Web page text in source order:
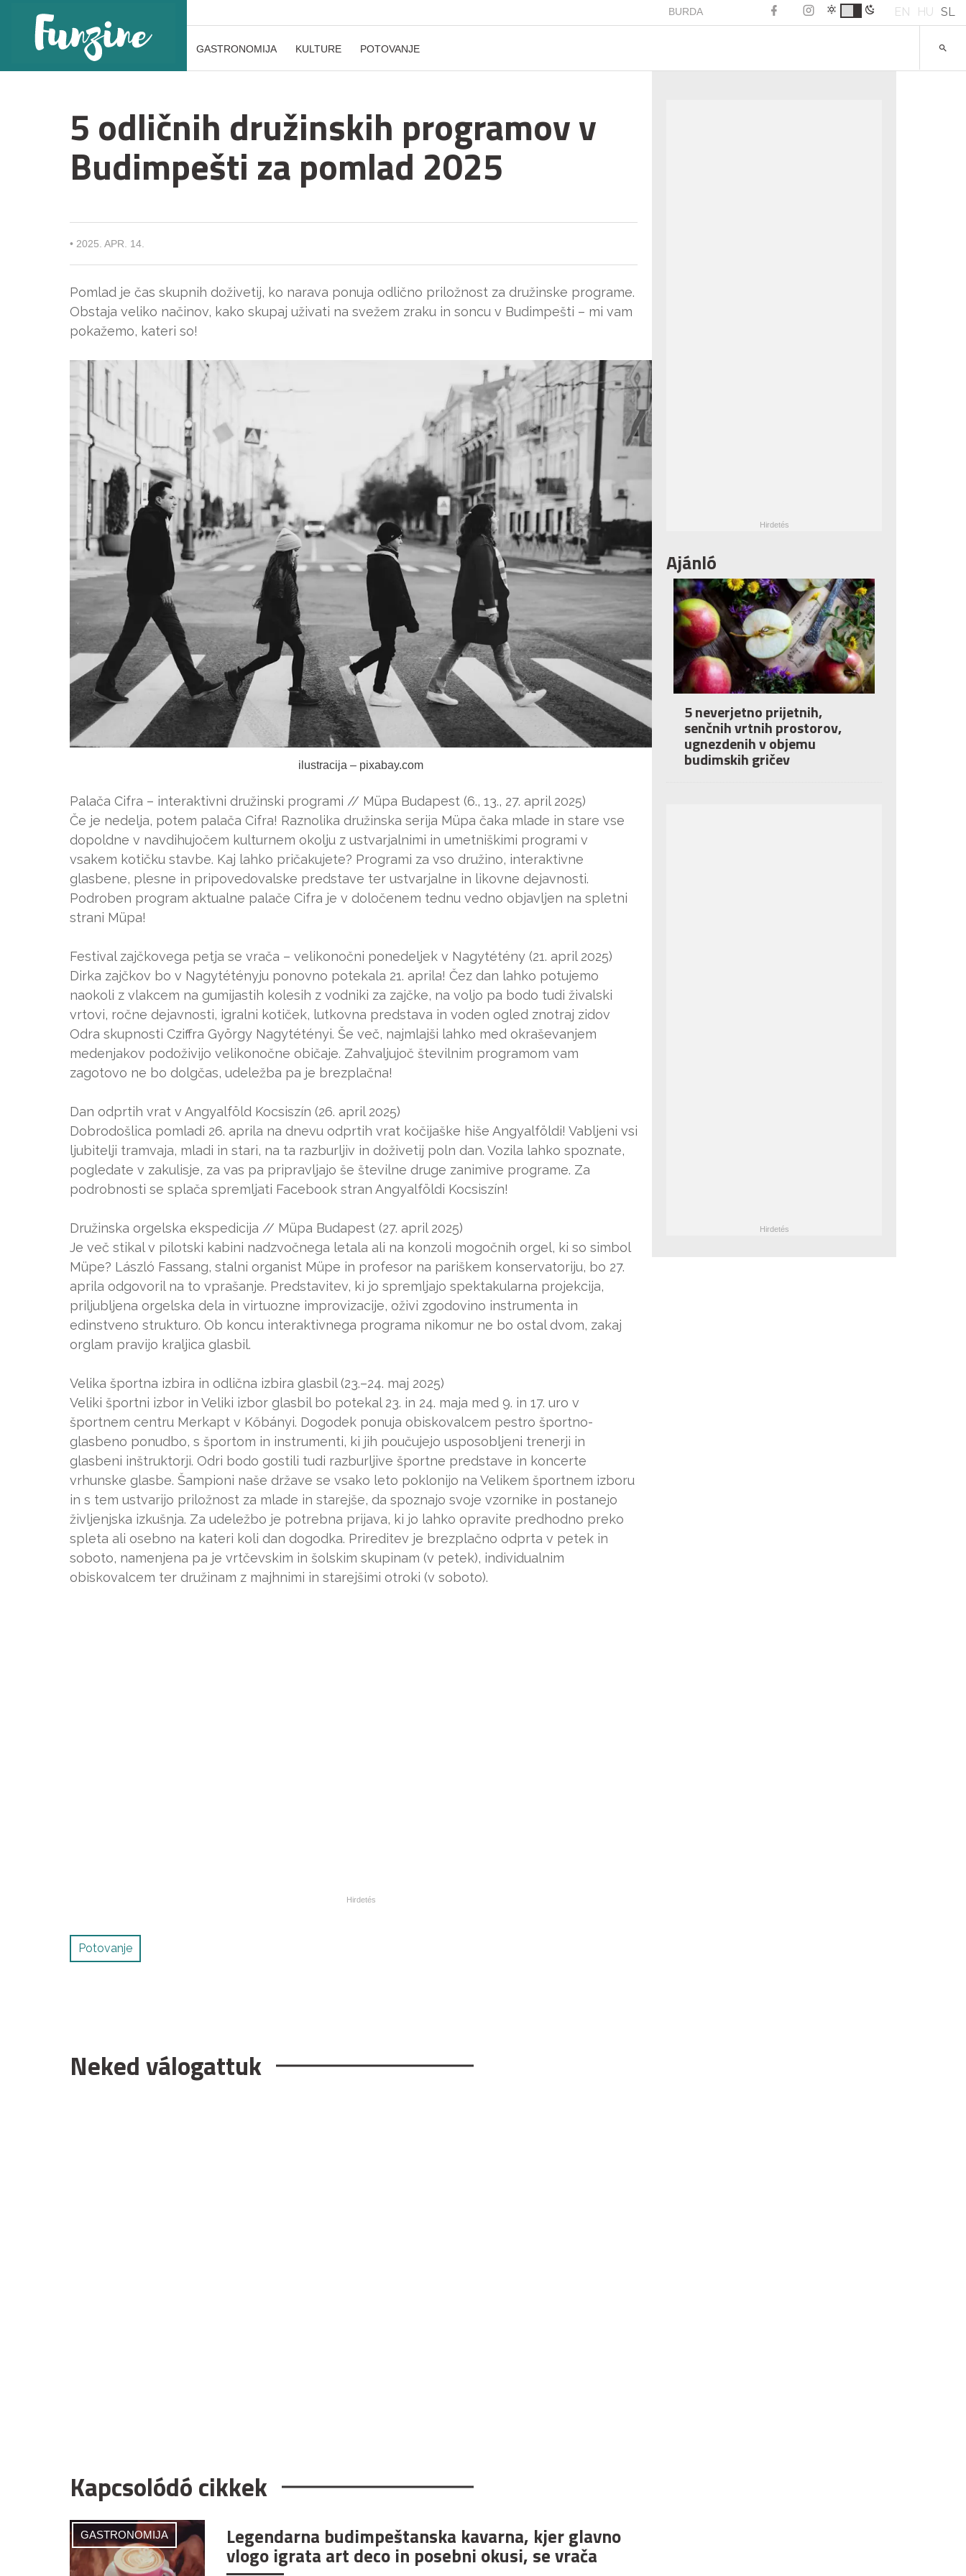
BURDA EN HU SL
GASTRONOMIJA KULTURE POTOVANJE
5 odličnih družinskih programov v
Budimpešti za pomlad 2025
• 2025. APR. 14.
Pomlad je čas skupnih doživetij, ko narava ponuja odlično priložnost za družinske programe.
Obstaja veliko načinov, kako skupaj uživati na svežem zraku in soncu v Budimpešti – mi vam
pokažemo, kateri so!
ilustracija – pixabay.com
Palača Cifra – interaktivni družinski programi // Müpa Budapest (6., 13., 27. april 2025)
Če je nedelja, potem palača Cifra! Raznolika družinska serija Müpa čaka mlade in stare vse
dopoldne v navdihujočem kulturnem okolju z ustvarjalnimi in umetniškimi programi v
vsakem kotičku stavbe. Kaj lahko pričakujete? Programi za vso družino, interaktivne
glasbene, plesne in pripovedovalske predstave ter ustvarjalne in likovne dejavnosti.
Podroben program aktualne palače Cifra je v določenem tednu vedno objavljen na spletni
strani Müpa!
Festival zajčkovega petja se vrača – velikonočni ponedeljek v Nagytétény (21. april 2025)
Dirka zajčkov bo v Nagytétényju ponovno potekala 21. aprila! Čez dan lahko potujemo
naokoli z vlakcem na gumijastih kolesih z vodniki za zajčke, na voljo pa bodo tudi živalski
vrtovi, ročne dejavnosti, igralni kotiček, lutkovna predstava in voden ogled znotraj zidov
Odra skupnosti Cziffra György Nagytétényi. Še več, najmlajši lahko med okraševanjem
medenjakov podoživijo velikonočne običaje. Zahvaljujoč številnim programom vam
zagotovo ne bo dolgčas, udeležba pa je brezplačna!
Dan odprtih vrat v Angyalföld Kocsiszín (26. april 2025)
Dobrodošlica pomladi 26. aprila na dnevu odprtih vrat kočijaške hiše Angyalföldi! Vabljeni vsi
ljubitelji tramvaja, mladi in stari, na ta razburljiv in doživetij poln dan. Vozila lahko spoznate,
pogledate v zakulisje, za vas pa pripravljajo še številne druge zanimive programe. Za
podrobnosti se splača spremljati Facebook stran Angyalföldi Kocsiszín!
Družinska orgelska ekspedicija // Müpa Budapest (27. april 2025)
Je več stikal v pilotski kabini nadzvočnega letala ali na konzoli mogočnih orgel, ki so simbol
Müpe? László Fassang, stalni organist Müpe in profesor na pariškem konservatoriju, bo 27.
aprila odgovoril na to vprašanje. Predstavitev, ki jo spremljajo spektakularna projekcija,
priljubljena orgelska dela in virtuozne improvizacije, oživi zgodovino instrumenta in
edinstveno strukturo. Ob koncu interaktivnega programa nikomur ne bo ostal dvom, zakaj
orglam pravijo kraljica glasbil.
Velika športna izbira in odlična izbira glasbil (23.–24. maj 2025)
Veliki športni izbor in Veliki izbor glasbil bo potekal 23. in 24. maja med 9. in 17. uro v
športnem centru Merkapt v Kőbányi. Dogodek ponuja obiskovalcem pestro športno-
glasbeno ponudbo, s športom in instrumenti, ki jih poučujejo usposobljeni trenerji in
glasbeni inštruktorji. Odri bodo gostili tudi razburljive športne predstave in koncerte
vrhunske glasbe. Šampioni naše države se vsako leto poklonijo na Velikem športnem izboru
in s tem ustvarijo priložnost za mlade in starejše, da spoznajo svoje vzornike in postanejo
življenjska izkušnja. Za udeležbo je potrebna prijava, ki jo lahko opravite predhodno preko
spleta ali osebno na kateri koli dan dogodka. Prireditev je brezplačno odprta v petek in
soboto, namenjena pa je vrtčevskim in šolskim skupinam (v petek), individualnim
obiskovalcem ter družinam z majhnimi in starejšimi otroki (v soboto).
Potovanje
Neked válogattuk
Kapcsolódó cikkek
GASTRONOMIJA Legendarna budimpeštanska kavarna, kjer glavno
vlogo igrata art deco in posebni okusi, se vrača
Ajánló
5 neverjetno prijetnih,
senčnih vrtnih prostorov,
ugnezdenih v objemu
budimskih gričev